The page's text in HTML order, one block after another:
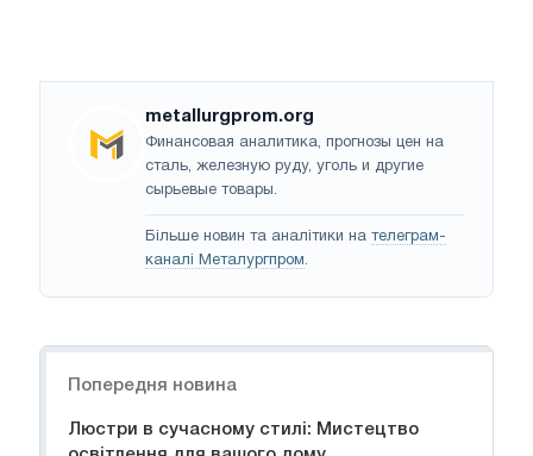
metallurgprom.org
Финансовая аналитика, прогнозы цен на
сталь, железную руду, уголь и другие
сырьевые товары.
Більше новин та аналітики на телеграм-
каналі Металургпром.
Попередня новина
Люстри в сучасному стилі: Мистецтво